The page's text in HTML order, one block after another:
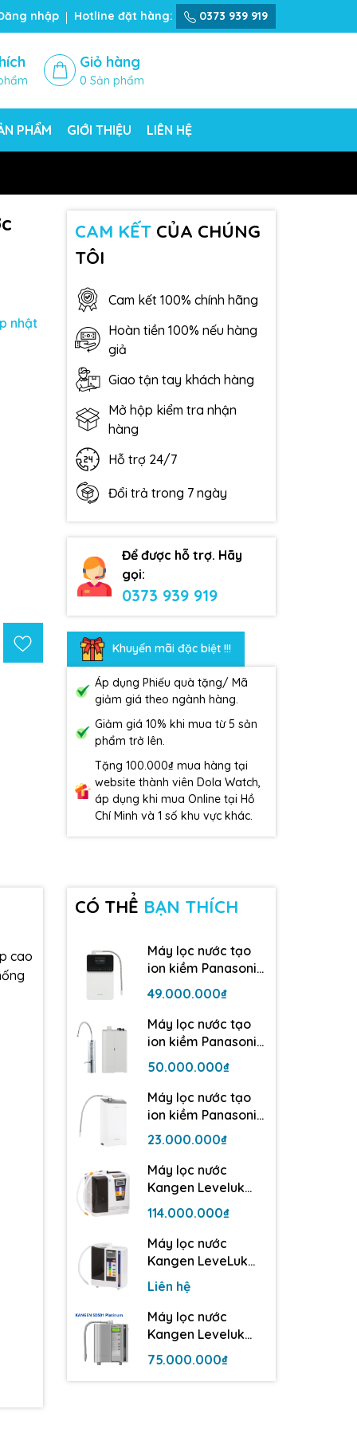
nhập Hotline đặt hàng: 0373 939 919
Giỏ hàng
0 Sản phẩm
PHẨM GIỚI THIỆU LIÊN HỆ
nhật
CAM KẾTCỦA CHÚNG
TÔI
Cam kết 100% chính hãng
Hoàn tiền 100% nếu hàng
giả
Giao tận tay khách hàng
Mở hộp kiểm tra nhận
hàng
Hỗ trợ 24/7
Đổi trả trong 7 ngày
Để được hỗ trợ. Hãy
gọi:
0373 939 919
Khuyến mãi đặc biệt !!!
Áp dụng Phiếu quà tặng/ Mã
giảm giá theo ngành hàng.
Giảm giá 10% khi mua từ 5 sản
phẩm trở lên.
Tặng 100.000₫ mua hàng tại
website thành viên Dola Watch,
áp dụng khi mua Online tại Hồ
Chí Minh và 1 số khu vực khác.
cao
CÓ THỂ BẠN THÍCH
Máy lọc nước tạo
ion kiềm Panasonic
TK-AS700 | 5 tấm
điện cực
49.000.000₫
Máy lọc nước tạo
ion kiềm Panasonic
TK-AB50| 5 tấm
điện cực
50.000.000₫
Máy lọc nước tạo
ion kiềm Panasonic
TK-AS500 | 3 tấm
điện cực
23.000.000₫
Máy lọc nước
Kangen Leveluk
Super 501
114.000.000₫
Máy lọc nước
Kangen LeveLuk
JrII - 3 tấm điện cực
Liên hệ
Máy lọc nước
Kangen Leveluk
SD501 Platinum
75.000.000₫